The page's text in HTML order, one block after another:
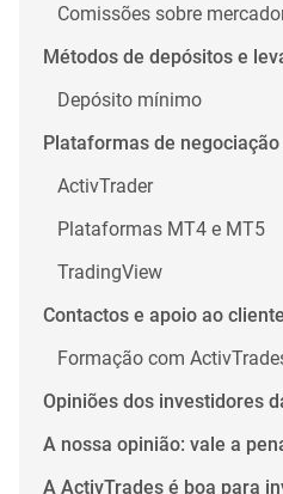
Comissões sobre
Métodos de depósitos e
Depósito mínimo
Plataformas de
ActivTrader
Plataformas MT4 e MT5
TradingView
Contactos e apoio ao
Formação com
Opiniões dos investidores
A nossa opinião: vale a
A ActivTrades é boa para